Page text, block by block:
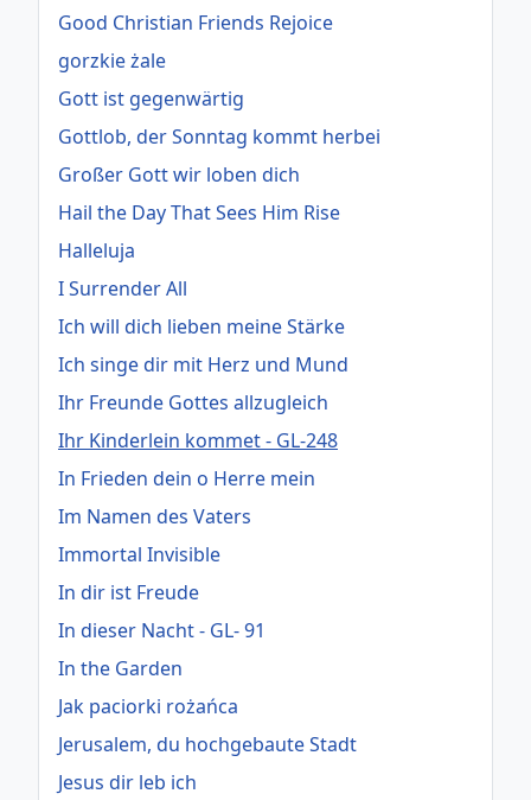
Good Christian Friends Rejoice
gorzkie żale
Gott ist gegenwärtig
Gottlob, der Sonntag kommt herbei
Großer Gott wir loben dich
Hail the Day That Sees Him Rise
Halleluja
I Surrender All
Ich will dich lieben meine Stärke
Ich singe dir mit Herz und Mund
Ihr Freunde Gottes allzugleich
Ihr Kinderlein kommet - GL-248
In Frieden dein o Herre mein
Im Namen des Vaters
Immortal Invisible
In dir ist Freude
In dieser Nacht - GL- 91
In the Garden
Jak paciorki rożańca
Jerusalem, du hochgebaute Stadt
Jesus dir leb ich